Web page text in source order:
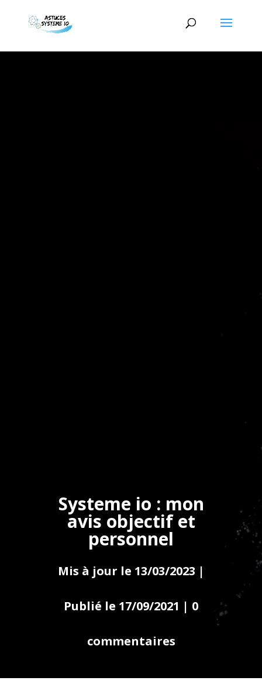
Systeme io : mon
avis objectif et
personnel
Mis à jour le 13/03/2023 |
Publié le 17/09/2021 | 0
commentaires